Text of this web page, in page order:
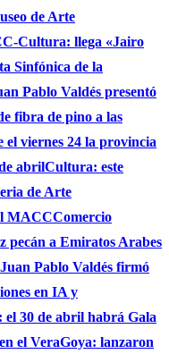
de Arte
Cultura: llega «Jairo
Sinfónica de la
Pablo Valdés presentó
fibra de pino a las
el viernes 24 la provincia
abrilCultura: este
de Arte
MACCComercio
pecán a Emiratos Arabes
Pablo Valdés firmó
en IA y
30 de abril habrá Gala
el VeraGoya: lanzaron